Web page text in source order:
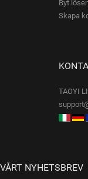
Byt
Skapa
TAOYI
NYHETSBREV